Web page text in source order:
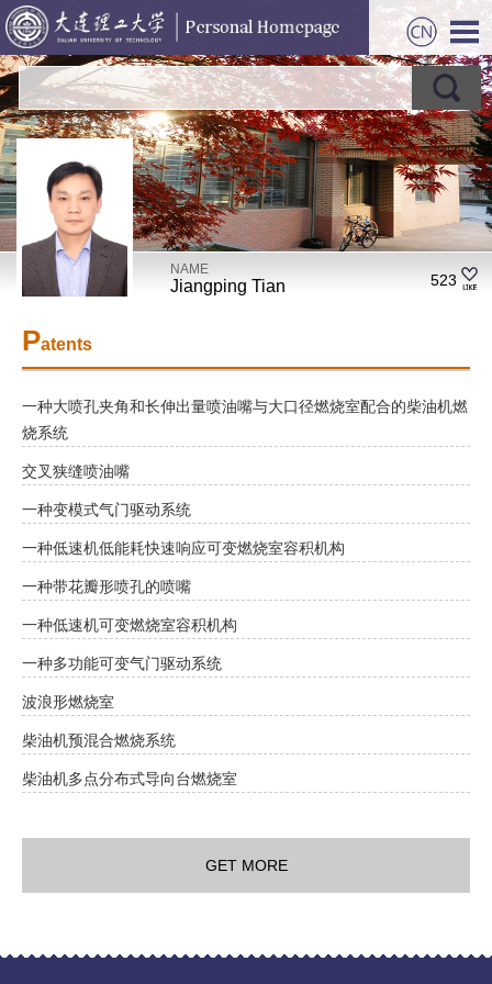
NAME
Jiangping Tian 523
Patents
一种大喷孔夹角和长伸出量喷油嘴与大口径燃烧室配合的柴油机燃
烧系统
交叉狭缝喷油嘴
一种变模式气门驱动系统
一种低速机低能耗快速响应可变燃烧室容积机构
一种带花瓣形喷孔的喷嘴
一种低速机可变燃烧室容积机构
一种多功能可变气门驱动系统
波浪形燃烧室
柴油机预混合燃烧系统
柴油机多点分布式导向台燃烧室
GET MORE